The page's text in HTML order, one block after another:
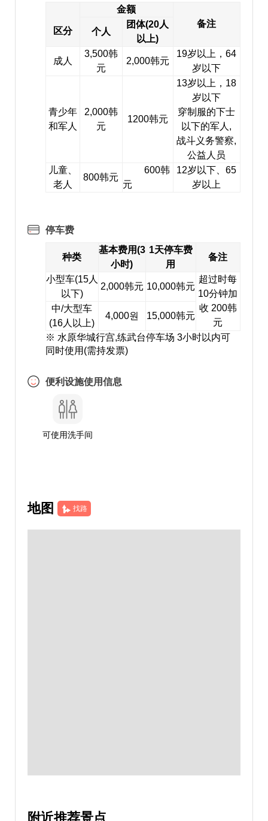
区分
金额
备注
个人
团体(20人
以上)
成人
3,500韩
元
2,000韩元
19岁以上，64
岁以下
青少年
和军人
2,000韩
元
1200韩元
13岁以上，18
岁以下
穿制服的下士
以下的军人,
战斗义务警察,
公益人员
儿童、
老人
800韩元
600韩
元
12岁以下、65
岁以上
停车费
种类
基本费用(3
小时)
1天停车费
用
备注
小型车(15人
以下)
2,000韩元 10,000韩元
超过时每
10分钟加
收 200韩
元
中/大型车
(16人以上)
4,000원 15,000韩元
※ 水原华城行宫,练武台停车场 3小时以内可
同时使用(需持发票)
便利设施使用信息
可使用洗手间
地图 找路
附近推荐景点